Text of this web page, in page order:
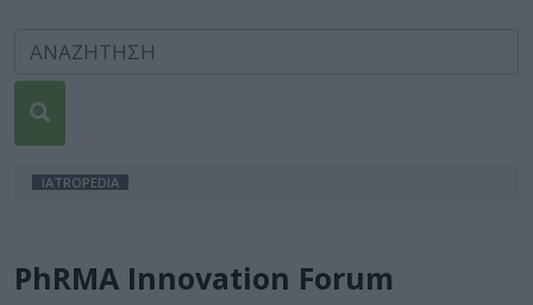
IATROPEDIA
PhRMA Innovation Forum